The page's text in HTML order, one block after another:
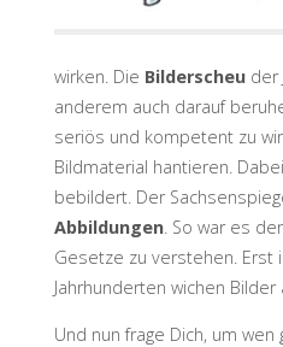
wirken. Die Bilderscheuder
anderem auch darauf
seriös und kompetent zu
Bildmaterial hantieren.
bebildert. Der
Abbildungen. So war es
Gesetze zu verstehen. Erst
Jahrhunderten wichen
Und nun frage Dich, um wen